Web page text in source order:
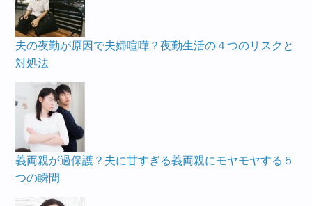
夫の夜勤が原因で夫婦喧嘩？夜勤生活の４つのリスクと
対処法
義両親が過保護？夫に甘すぎる義両親にモヤモヤする５
つの瞬間